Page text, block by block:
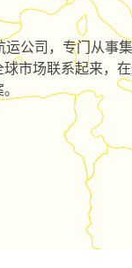
公司，专门从事
市场联系起来，